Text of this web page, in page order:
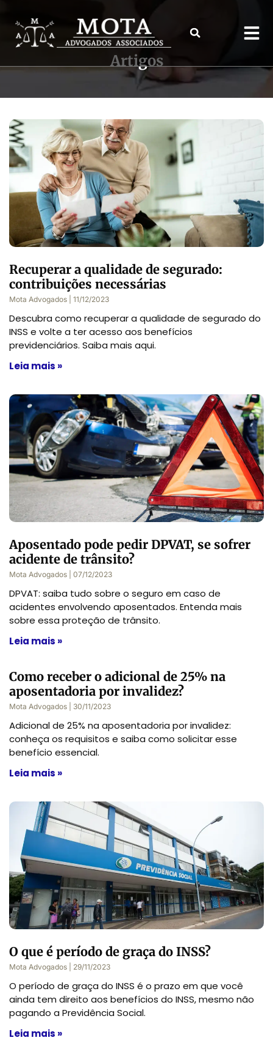
Artigos
Recuperar a qualidade de segurado:
contribuições necessárias
Mota Advogados 11/12/2023
Descubra como recuperar a qualidade de segurado do
INSS e volte a ter acesso aos benefícios
previdenciários. Saiba mais aqui.
Leia mais »
Aposentado pode pedir DPVAT, se sofrer
acidente de trânsito?
Mota Advogados 07/12/2023
DPVAT: saiba tudo sobre o seguro em caso de
acidentes envolvendo aposentados. Entenda mais
sobre essa proteção de trânsito.
Leia mais »
Como receber o adicional de 25% na
aposentadoria por invalidez?
Mota Advogados 30/11/2023
Adicional de 25% na aposentadoria por invalidez:
conheça os requisitos e saiba como solicitar esse
benefício essencial.
Leia mais »
O que é período de graça do INSS?
Mota Advogados 29/11/2023
O período de graça do INSS é o prazo em que você
ainda tem direito aos benefícios do INSS, mesmo não
pagando a Previdência Social.
Leia mais »